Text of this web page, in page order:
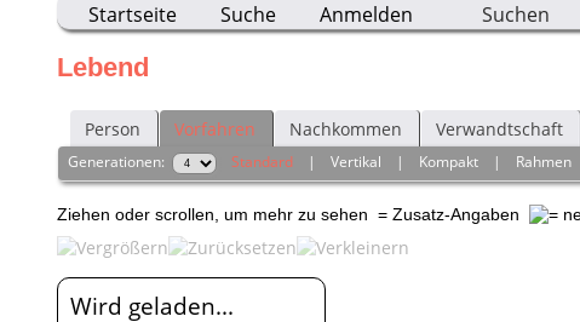
Startseite Suche Anmelden Suchen
Lebend
Person Vorfahren Nachkommen Verwandtschaft
Generationen: Standard |Vertikal | Kompakt | Rahmen
Ziehen oder scrollen, um mehr zu sehen = Zusatz-Angaben
Wird geladen...